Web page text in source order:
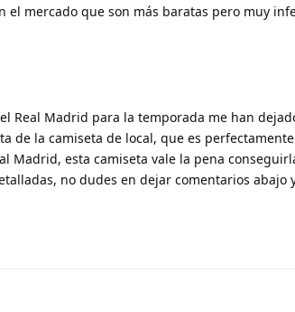
el mercado que son más baratas pero muy
Real Madrid para la temporada me han
de la camiseta de local, que es
Madrid, esta camiseta vale la pena
no dudes en dejar comentarios abajo